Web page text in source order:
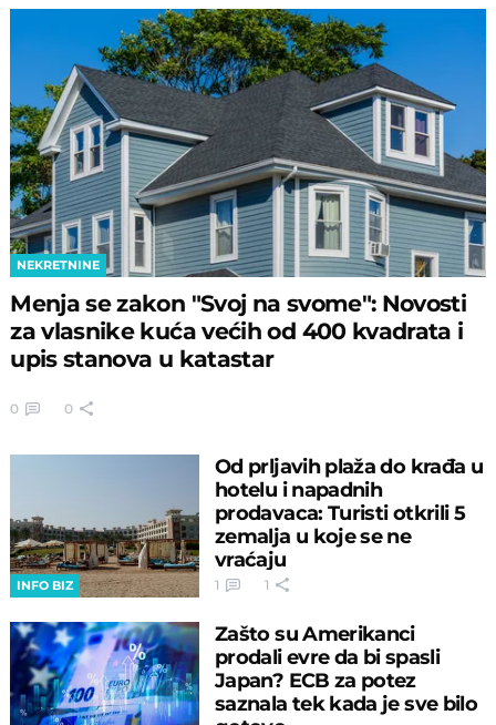
NEKRETNINE
Menja se zakon "Svoj na svome": Novosti
za vlasnike kuća većih od 400 kvadrata i
upis stanova u katastar
0 0
INFO BIZ
Od prljavih plaža do krađa u
hotelu i napadnih
prodavaca: Turisti otkrili 5
zemalja u koje se ne
vraćaju
1 1
Zašto su Amerikanci
prodali evre da bi spasli
Japan? ECB za potez
saznala tek kada je sve bilo